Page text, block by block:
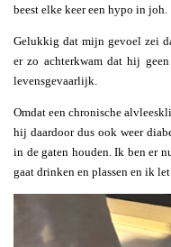
beest elke keer een hypo in joh.
Gelukkig dat mijn gevoel zei
er zo achterkwam dat hij
levensgevaarlijk.
Omdat een chronische
hij daardoor dus ook weer
in de gaten houden. Ik ben er
gaat drinken en plassen en ik